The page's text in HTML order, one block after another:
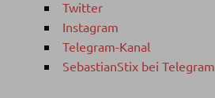
Twitter
Instagram
Telegram-Kanal
SebastianStix bei Telegram